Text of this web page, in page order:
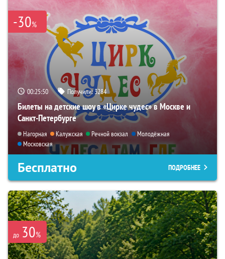
-30%
00:25:49 Получили:3284
Билеты на детские шоу в «Цирке чудес» в Москве и
Санкт-Петербурге
Нагорная Калужская Речной вокзал
Молодёжная
Московская
Бесплатно ПОДРОБНЕЕ
до 30%